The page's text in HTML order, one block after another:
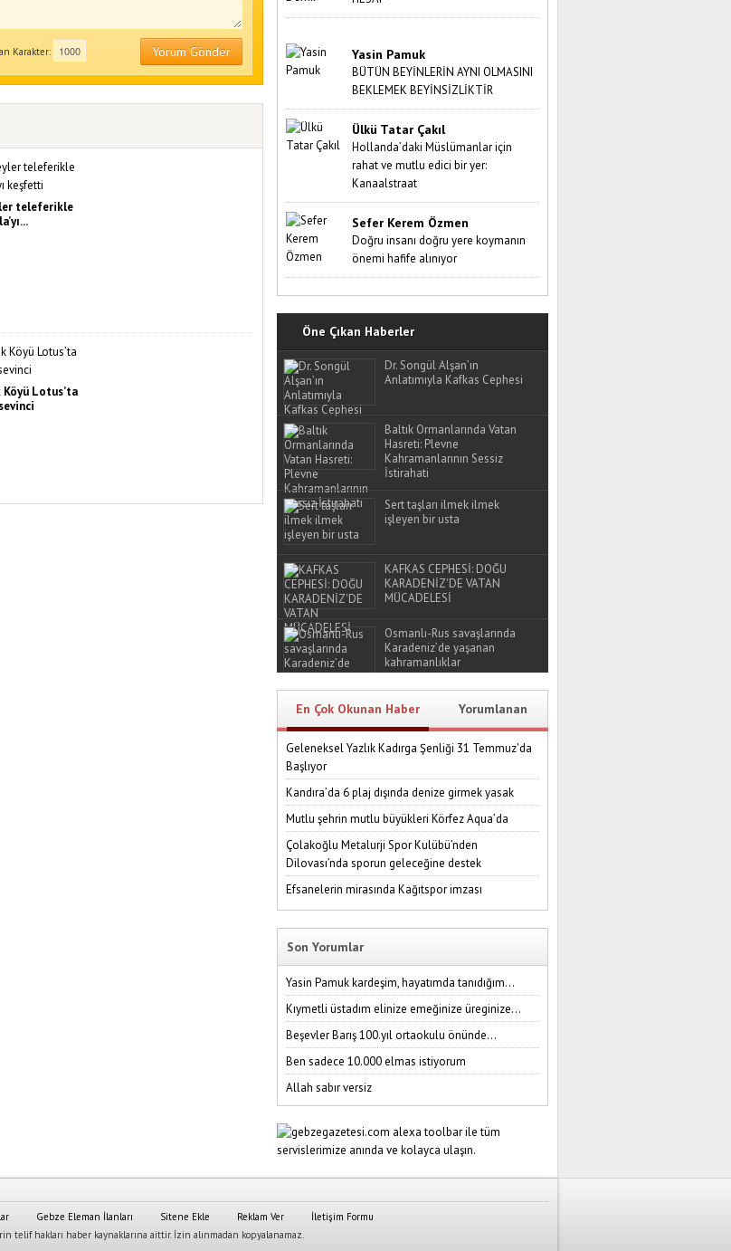
Yorum Gönder
Karakter:
teleferikle
Lotus’ta
Yasin Pamuk
BÜTÜN BEYİNLERİN AYNI OLMASINI
BEKLEMEK BEYİNSİZLİKTİR
Ülkü Tatar Çakıl
Hollanda’daki Müslümanlar için
rahat ve mutlu edici bir yer:
Kanaalstraat
Sefer Kerem Özmen
Doğru insanı doğru yere koymanın
önemi hafife alınıyor
Öne Çıkan Haberler
Dr. Songül Alşan’ın
Anlatımıyla Kafkas Cephesi
Baltık Ormanlarında Vatan
Hasreti: Plevne
Kahramanlarının Sessiz
İstirahati
Sert taşları ilmek ilmek
işleyen bir usta
KAFKAS CEPHESİ: DOĞU
KARADENİZ'DE VATAN
MÜCADELESİ
Osmanlı-Rus savaşlarında
Karadeniz’de yaşanan
kahramanlıklar
En Çok Okunan Haber Yorumlanan
Geleneksel Yazlık Kadırga Şenliği 31 Temmuz'da
Başlıyor
Kandıra’da 6 plaj dışında denize girmek yasak
Mutlu şehrin mutlu büyükleri Körfez Aqua’da
Çolakoğlu Metalurji Spor Kulübü’nden
Dilovası’nda sporun geleceğine destek
Efsanelerin mirasında Kağıtspor imzası
Son Yorumlar
Yasin Pamuk kardeşim, hayatımda tanıdığım...
Kıymetli üstadım elinize emeğinize üreginize...
Beşevler Barış 100.yıl ortaokulu önünde...
Ben sadece 10.000 elmas istiyorum
Allah sabır versiz
Gebze Eleman İlanları Sitene Ekle Reklam Ver
İletişim Formu
telif hakları haber kaynaklarına aittir. İzin alınmadan kopyalanamaz.